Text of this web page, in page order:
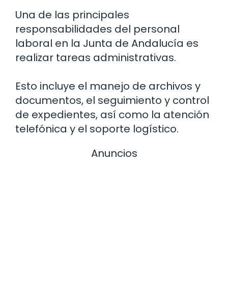
Una de las principales
responsabilidades del personal
laboral en la Junta de Andalucía es
realizar tareas administrativas.
Esto incluye el manejo de archivos y
documentos, el seguimiento y control
de expedientes, así como la atención
telefónica y el soporte logístico.
Anuncios